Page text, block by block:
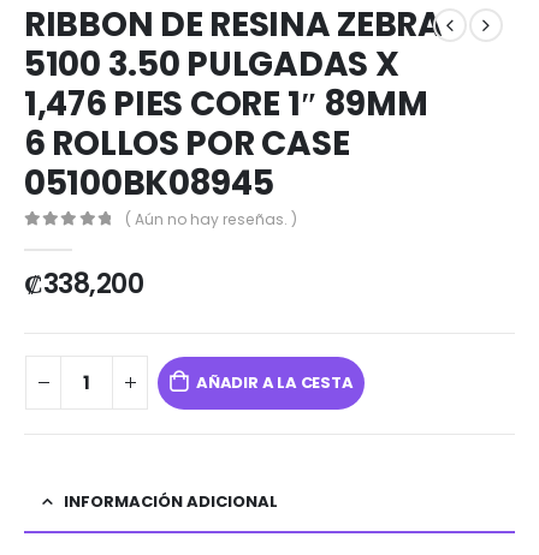
RIBBON DE RESINA ZEBRA
5100 3.50 PULGADAS X
1,476 PIES CORE 1″ 89MM
6 ROLLOS POR CASE
05100BK08945
( Aún no hay reseñas. )
₡338,200
AÑADIR A LA CESTA
INFORMACIÓN ADICIONAL